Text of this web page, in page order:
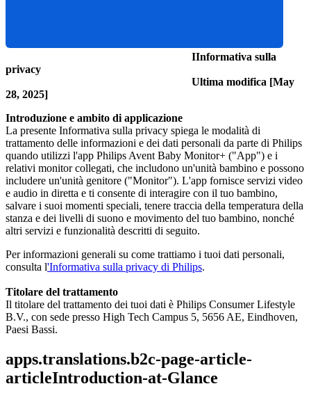
privacy
28, 2025]
Introduzione e ambito di applicazione
La presente Informativa sulla privacy spiega le modalità di
trattamento delle informazioni e dei dati personali da parte di Philips
quando utilizzi l'app Philips Avent Baby Monitor+ ("App") e i
relativi monitor collegati, che includono un'unità bambino e possono
includere un'unità genitore ("Monitor"). L'app fornisce servizi video
e audio in diretta e ti consente di interagire con il tuo bambino,
salvare i suoi momenti speciali, tenere traccia della temperatura della
stanza e dei livelli di suono e movimento del tuo bambino, nonché
altri servizi e funzionalità descritti di seguito.
Per informazioni generali su come trattiamo i tuoi dati personali,
consulta l'Informativa sulla privacy di Philips.
Titolare del trattamento
Il titolare del trattamento dei tuoi dati è Philips Consumer Lifestyle
B.V., con sede presso High Tech Campus 5, 5656 AE, Eindhoven,
Paesi Bassi.
apps.translations.b2c-page-article-
articleIntroduction-at-Glance